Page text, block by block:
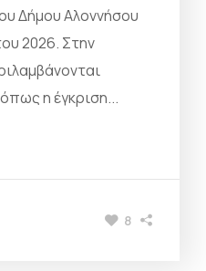
Δήμου Αλοννήσου
2026. Στην
η έγκριση...
8